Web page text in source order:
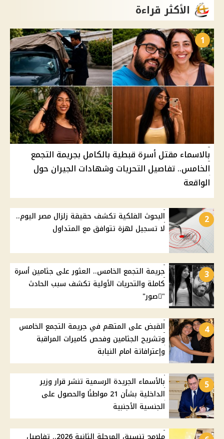
الأكثر قراءة
1
بالاسماء مقتل أسرة قبطية بالكامل بجريمة التجمع
الخامس.. تفاصيل التحريات وشهادات الجيران حول
الواقعة
2
البحوث الفلكية تكشف حقيقة زلزال مصر اليوم..
لا تسجيل لهزة تتوافق مع المتداول
3
جريمة التجمع الخامس.. العثور على جثامين أسرة
كاملة والتحريات الأولية تكشف سبب الحادث
"ًصور"
4
القبض على المتهم في جريمة التجمع الخامس
وتشريح الجثامين وفحص كاميرات المراقبة
وإعترافاتة امام النيابة
5
بالأسماء الجريدة الرسمية تنشر قرار وزير
الداخلية بشأن 21 مواطنًا والحصول على
الجنسية الأجنبية